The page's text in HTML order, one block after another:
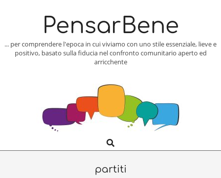
PensarBene
... per comprendere l'epoca in cui viviamo con uno stile essenziale, lieve e
positivo, basato sulla fiducia nel confronto comunitario aperto ed
arricchente
Navigation
Search
partiti